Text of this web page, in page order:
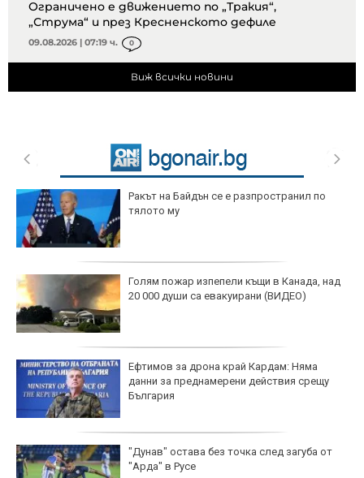
Ограничено е движението по „Тракия“,
„Струма“ и през Кресненското дефиле
09.08.2026 | 07:19 ч. 0
Виж всички новини
Ракът на Байдън се е разпространил по
тялото му
Голям пожар изпепели къщи в Канада, над
20 000 души са евакуирани (ВИДЕО)
Ефтимов за дрона край Кардам: Няма
данни за преднамерени действия срещу
България
"Дунав" остава без точка след загуба от
"Арда" в Русе